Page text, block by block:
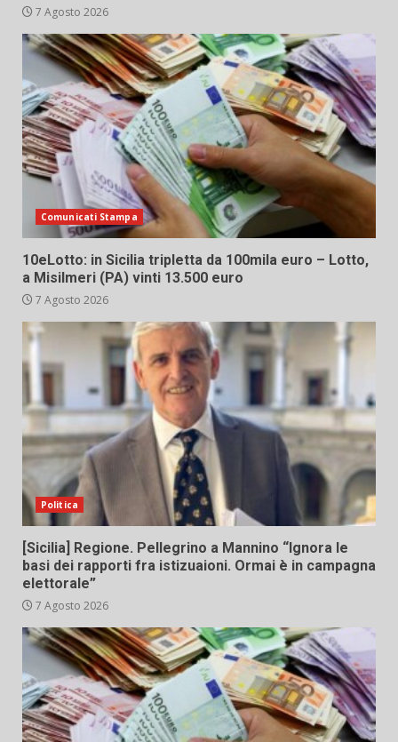
7 Agosto 2026
Comunicati Stampa
10eLotto: in Sicilia tripletta da 100mila euro – Lotto,
a Misilmeri (PA) vinti 13.500 euro
7 Agosto 2026
Politica
[Sicilia] Regione. Pellegrino a Mannino “Ignora le
basi dei rapporti fra istizuaioni. Ormai è in campagna
elettorale”
7 Agosto 2026